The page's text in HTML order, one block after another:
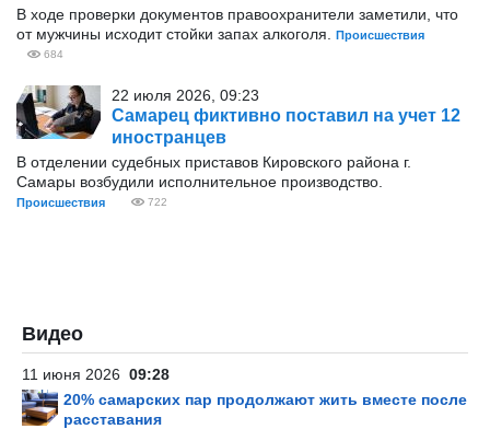
В ходе проверки документов правоохранители заметили, что
от мужчины исходит стойки запах алкоголя.
Происшествия
684
22 июля 2026, 09:23
Самарец фиктивно поставил на учет 12
иностранцев
В отделении судебных приставов Кировского района г.
Самары возбудили исполнительное производство.
Происшествия 722
Видео
11 июня 2026 09:28
20% самарских пар продолжают жить вместе после
расставания